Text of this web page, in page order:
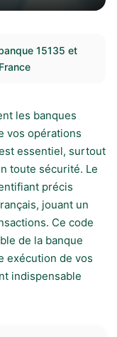
15135 et
les banques
vos opérations
essentiel, surtout
toute sécurité. Le
précis
jouant un
Ce code
de la banque
exécution de vos
indispensable